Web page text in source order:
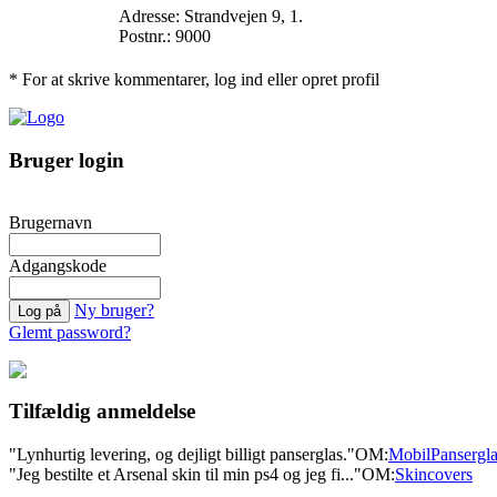
Adresse: Strandvejen 9, 1.
Postnr.: 9000
* For at skrive kommentarer, log ind eller opret profil
Bruger login
Brugernavn
Adgangskode
Ny bruger?
Glemt password?
Tilfældig anmeldelse
"Lynhurtig levering, og dejligt billigt panserglas."OM:
"Jeg bestilte et Arsenal skin til min ps4 og jeg fi..."OM:Skincovers